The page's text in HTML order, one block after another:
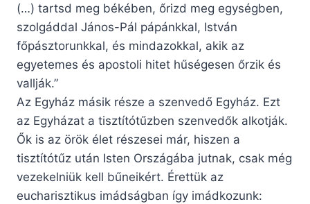
(…) tartsd meg békében, őrizd meg egységben,
szolgáddal János-Pál pápánkkal, István
főpásztorunkkal, és mindazokkal, akik az
egyetemes és apostoli hitet hűségesen őrzik és
vallják.”
Az Egyház másik része a szenvedő Egyház. Ezt
az Egyházat a tisztítótűzben szenvedők alkotják.
Ők is az örök élet részesei már, hiszen a
tisztítótűz után Isten Országába jutnak, csak még
vezekelniük kell bűneikért. Érettük az
eucharisztikus imádságban így imádkozunk: